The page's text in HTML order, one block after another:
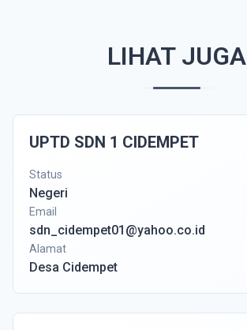
LIHAT JUGA
UPTD SDN 1 CIDEMPET
Status
Negeri
Email
sdn_cidempet01@yahoo.co.id
Alamat
Desa Cidempet